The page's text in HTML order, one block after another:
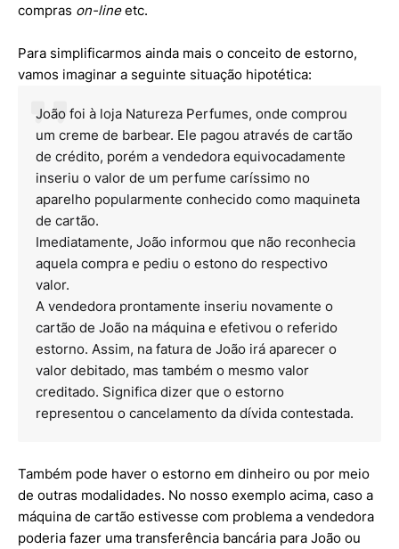
compras on-lineetc.
Para simplificarmos ainda mais o conceito de estorno,
vamos imaginar a seguinte situação hipotética:
João foi à loja Natureza Perfumes, onde comprou
um creme de barbear. Ele pagou através de cartão
de crédito, porém a vendedora equivocadamente
inseriu o valor de um perfume caríssimo no
aparelho popularmente conhecido como maquineta
de cartão.
Imediatamente, João informou que não reconhecia
aquela compra e pediu o estono do respectivo
valor.
A vendedora prontamente inseriu novamente o
cartão de João na máquina e efetivou o referido
estorno. Assim, na fatura de João irá aparecer o
valor debitado, mas também o mesmo valor
creditado. Significa dizer que o estorno
representou o cancelamento da dívida contestada.
Também pode haver o estorno em dinheiro ou por meio
de outras modalidades. No nosso exemplo acima, caso a
máquina de cartão estivesse com problema a vendedora
poderia fazer uma transferência bancária para João ou